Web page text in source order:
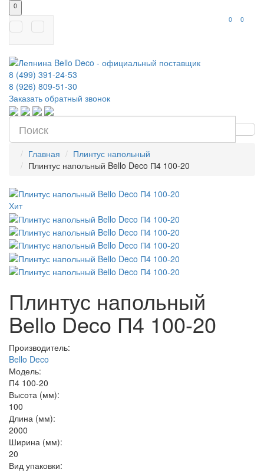
0
0
0
8 (499) 391-24-53
8 (926) 809-51-30
Заказать обратный звонок
Главная
Плинтус напольный
Плинтус напольный Bello Deco П4 100-20
Хит
Плинтус напольный
Bello Deco П4 100-20
Производитель:
Bello Deco
Модель:
П4 100-20
Высота (мм):
100
Длина (мм):
2000
Ширина (мм):
20
Вид упаковки: